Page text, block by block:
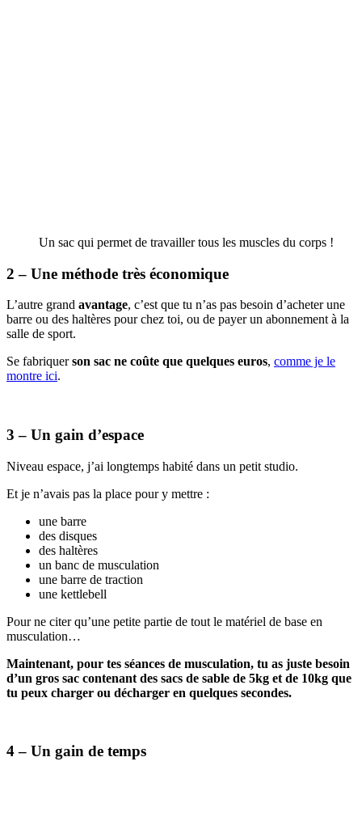
Un sac qui permet de travailler tous les muscles du corps !
2 – Une méthode très économique
L’autre grand avantage, c’est que tu n’as pas besoin d’acheter une
barre ou des haltères pour chez toi, ou de payer un abonnement à la
salle de sport.
Se fabriquerson sac ne coûte que quelques euros, comme je le
montre ici.
3 – Un gain d’espace
Niveau espace, j’ai longtemps habité dans un petit studio.
Et je n’avais pas la place pour y mettre :
une barre
des disques
des haltères
un banc de musculation
une barre de traction
une kettlebell
Pour ne citer qu’une petite partie de tout le matériel de base en
musculation…
Maintenant, pour tes séances de musculation, tu as juste besoin
d’un gros sac contenant des sacs de sable de 5kg et de 10kg que
tu peux charger ou décharger en quelques secondes.
4 – Un gain de temps